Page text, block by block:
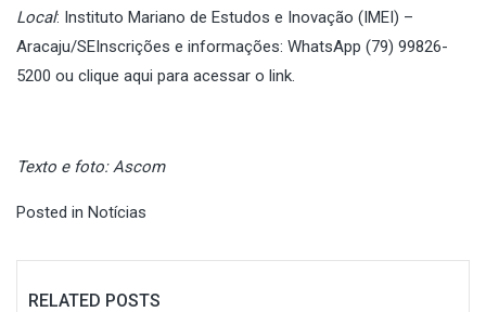
Local: Instituto Mariano de Estudos e Inovação (IMEI) –
Aracaju/SEInscrições e informações: WhatsApp (79) 99826-
5200 ou clique aqui para acessar o link.
Texto e foto: Ascom
Posted in Notícias
RELATED POSTS